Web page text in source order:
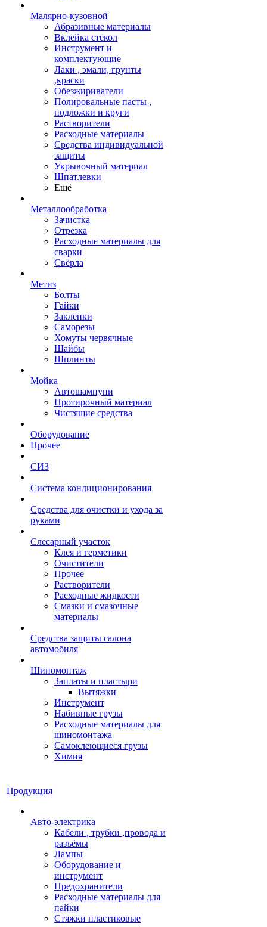
Малярно-кузовной
Абразивные материалы
Вклейка стёкол
Инструмент и
комплектующие
Лаки , эмали, грунты
,краски
Обезжириватели
Полировальные пасты ,
подложки и круги
Растворители
Расходные материалы
Средства индивидуальной
защиты
Укрывочный материал
Шпатлевки
Ещё
Металлообработка
Зачистка
Отрезка
Расходные материалы для
сварки
Свёрла
Метиз
Болты
Гайки
Заклёпки
Саморезы
Хомуты червячные
Шайбы
Шплинты
Мойка
Автошампуни
Протирочный материал
Чистящие средства
Оборудование
Прочее
СИЗ
Система кондиционирования
Средства для очистки и ухода за
руками
Слесарный участок
Клея и герметики
Очистители
Прочее
Растворители
Расходные жидкости
Смазки и смазочные
материалы
Средства защиты салона
автомобиля
Шиномонтаж
Заплаты и пластыри
Вытяжки
Инструмент
Набивные грузы
Расходные материалы для
шиномонтажа
Самоклеющиеся грузы
Химия
Продукция
Авто-электрика
Кабели , трубки ,провода и
разъёмы
Лампы
Оборудование и
инструмент
Предохранители
Расходные материалы для
пайки
Стяжки пластиковые